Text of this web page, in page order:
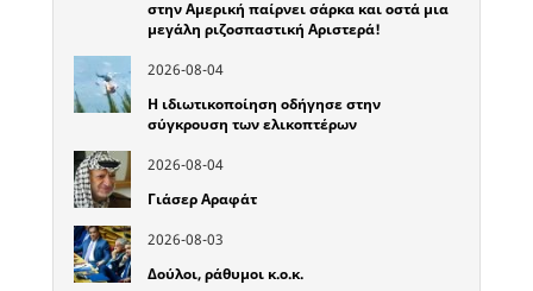
στην Αμερική παίρνει σάρκα και οστά μια
μεγάλη ριζοσπαστική Αριστερά!
2026-08-04
Η ιδιωτικοποίηση οδήγησε στην
σύγκρουση των ελικοπτέρων
2026-08-04
Γιάσερ Αραφάτ
2026-08-03
Δούλοι, ράθυμοι κ.ο.κ.